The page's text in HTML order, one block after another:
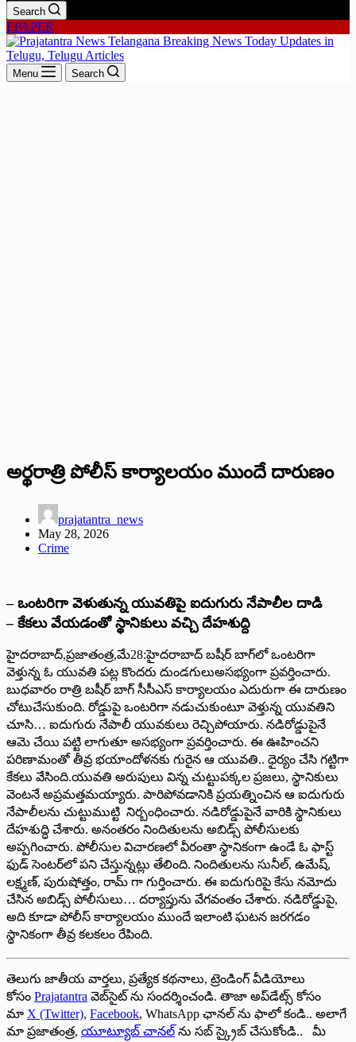
Search
EPAPER
Menu Search
అర్థరాత్రి పోలీస్‌ ‌కార్యాలయం ముందే దారుణం
prajatantra_news
May 28, 2026
Crime
– ఒంటరిగా వెళుతున్న యువతిపై ఐదుగురు నేపాలీల దాడి
– కేకలు వేయడంతో స్థానికులు వచ్చి దేహశుద్ది
హైదరాబాద్‌,‌ప్రజాతంత్ర,మే28:హైదరాబాద్‌ ‌బషీర్‌ ‌బాగ్‌లో ఒంటరిగా
వెళ్తున్న ఓ యువతి పట్ల కొందరు దుండగులుఅసభ్యంగా ప్రవర్తించారు.
బుధవారం రాత్రి బషీర్‌ ‌బాగ్‌ ‌సీసీఎస్‌ ‌కార్యాలయం ఎదురుగా ఈ దారుణం
చోటుచేసుకుంది. రోడ్డుపై ఒంటరిగా నడుచుకుంటూ వెళ్తున్న యువతిని
చూసి… ఐదుగురు నేపాలీ యువకులు రెచ్చిపోయారు. నడిరోడ్డుపైనే
ఆమె చేయి పట్టి లాగుతూ అసభ్యంగా ప్రవర్తించారు. ఈ ఊహించని
పరిణామంతో తీవ్ర భయాందోళనకు గురైన ఆ యువతి.. ధైర్యం చేసి గట్టిగా
కేకలు వేసింది.యువతి అరుపులు విన్న చుట్టుపక్కల ప్రజలు, స్థానికులు
వెంటనే అప్రమత్తమయ్యారు. పారిపోవడానికి ప్రయత్నించిన ఆ ఐదుగురు
నేపాలీలను చుట్టుముట్టి నిర్బంధించారు. నడిరోడ్డుపైనే వారికి స్థానికులు
దేహశుద్ధి చేశారు. అనంతరం నిందితులను అబిడ్స్ ‌పోలీసులకు
అప్పగించారు. పోలీసుల విచారణలో వీరంతా స్థానికంగా ఉండే ఓ ఫాస్ట్
‌ఫుడ్‌ ‌సెంటర్‌లో పని చేస్తున్నట్లు తేలింది. నిందితులను సునీల్‌, ఉమేష్‌,
‌లక్ష్మణ్‌, ‌పురుషోత్తం, రామ్‌ ‌గా గుర్తించారు. ఈ ఐదుగురిపై కేసు నమోదు
చేసిన అబిడ్స్ ‌పోలీసులు… దర్యాప్తును వేగవంతం చేశారు. నడిరోడ్డుపై,
అది కూడా పోలీస్‌ ‌కార్యాలయం ముందే ఇలాంటి ఘటన జరగడం
స్థానికంగా తీవ్ర కలకలం రేపింది.
తెలుగు జాతీయ వార్తలు, ప్రత్యేక కథనాలు, ట్రెండింగ్ వీడియోలు
కోసం Prajatantra వెబ్‌సైట్ ను సందర్శించండి. తాజా అప్‌డేట్స్ కోసం
మా X (Twitter), Facebook, WhatsApp ఛానల్ ను ఫాలో కండి.. అలాగే
మా ప్రజాతంత్ర, యూట్యూబ్ చానల్ ను సబ్ స్క్రైబ్ చేసుకోండి.. మీ